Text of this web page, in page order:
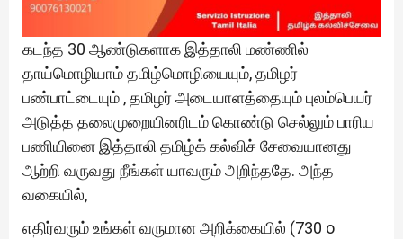
கடந்த 30 ஆண்டுகளாக இத்தாலி மண்ணில்
தாய்மொழியாம் தமிழ்மொழியையும், தமிழர்
பண்பாட்டையும் , தமிழர் அடையாளத்தையும் புலம்பெயர்
அடுத்த தலைமுறையினரிடம் கொண்டு செல்லும் பாரிய
பணியினை இத்தாலி தமிழ்க் கல்விச் சேவையானது
ஆற்றி வருவது நீங்கள் யாவரும் அறிந்ததே. அந்த
வகையில்,
எதிர்வரும் உங்கள் வருமான அறிக்கையில் (730 o